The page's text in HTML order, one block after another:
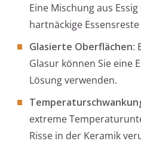
Eine Mischung aus
hartnäckige
Glasierte Oberflächen:
Glasur können Sie eine
Lösung verwenden.
extreme
Risse in der Keramik